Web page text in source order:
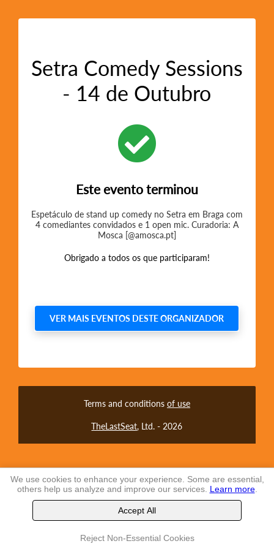
Setra Comedy Sessions
- 14 de Outubro
Este evento terminou
Espetáculo de stand up comedy no Setra em Braga com
4 comediantes convidados e 1 open mic. Curadoria: A
Mosca [@amosca.pt]
Obrigado a todos os que participaram!
VER MAIS EVENTOS DESTE ORGANIZADOR
Terms and conditions of use
TheLastSeat, Ltd. - 2026
We use cookies to enhance your experience. Some are essential,
others help us analyze and improve our services. Learn more.
Accept All
Reject Non-Essential Cookies